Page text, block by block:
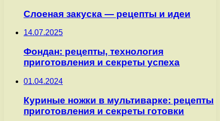
Слоеная закуска — рецепты и идеи
14.07.2025
Фондан: рецепты, технология
приготовления и секреты успеха
01.04.2024
Куриные ножки в мультиварке: рецепты
приготовления и секреты готовки